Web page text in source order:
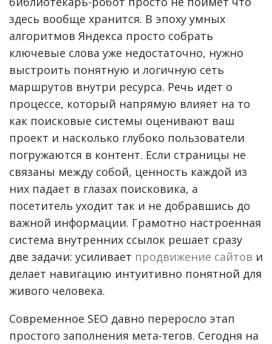
здесь вообще хранится. В эпоху умных
алгоритмов Яндекса просто собрать
ключевые слова уже недостаточно, нужно
выстроить понятную и логичную сеть
маршрутов внутри ресурса. Речь идет о
процессе, который напрямую влияет на то
как поисковые системы оценивают ваш
проект и насколько глубоко пользователи
погружаются в контент. Если страницы не
связаны между собой, ценность каждой из
них падает в глазах поисковика, а
посетитель уходит так и не добравшись до
важной информации. Грамотно настроенная
система внутренних ссылок решает сразу
две задачи: усиливает продвижение сайтов и
делает навигацию интуитивно понятной для
живого человека.
Современное SEO давно переросло этап
простого заполнения мета-тегов. Сегодня на